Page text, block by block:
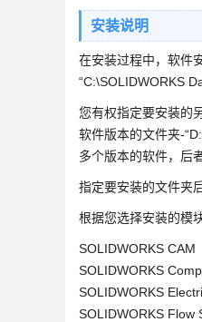
安装说明
在安装过程中，软件
“C:\SOLIDWORKS
您有权指定要安装的
软件版本的文件夹-
多个版本的软件，后
指定要安装的文件夹
根据您选择安装的模
SOLIDWORKS CAM
SOLIDWORKS
SOLIDWORKS
SOLIDWORKS Flow